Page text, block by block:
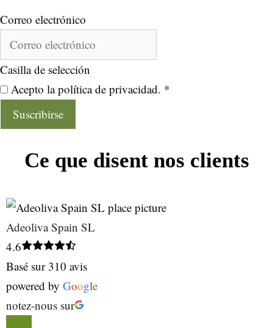
Correo electrónico
Casilla de selección
Acepto la política de privacidad. *
Suscribirse
Ce que disent nos clients
Adeoliva Spain SL
4.6
Basé sur 310 avis
powered by Google
notez-nous sur